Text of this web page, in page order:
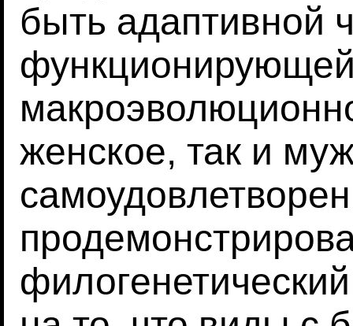
быть адаптивной
женское, так и